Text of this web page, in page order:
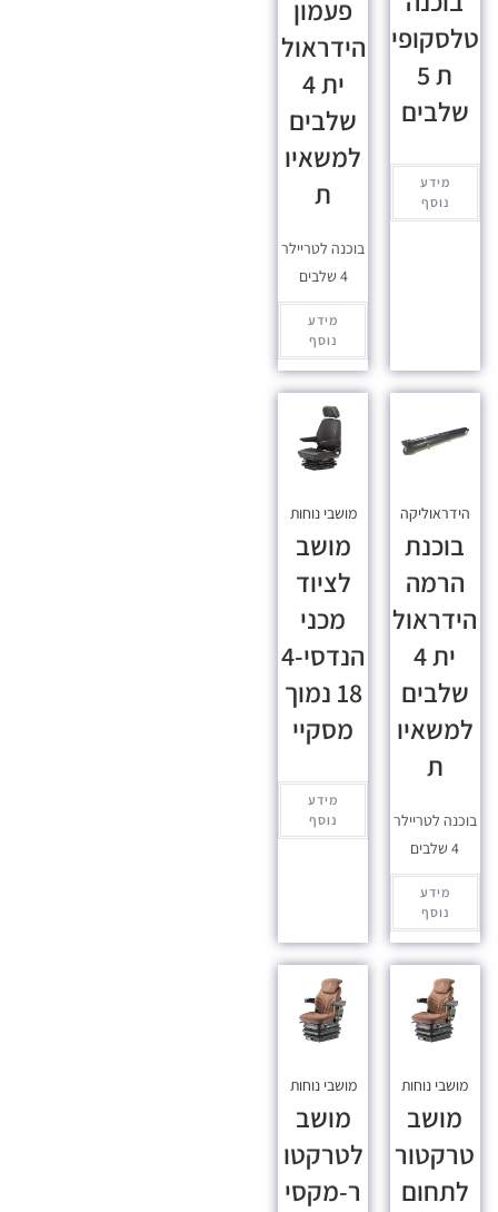
טלסקופי
ת 5
שלבים
מידע
נוסף
פעמון
הידראול
ית 4
שלבים
למשאיו
ת
בוכנה לטריילר
מידע
נוסף
הידראוליקה
בוכנת
הרמה
הידראול
ית 4
שלבים
למשאיו
ת
בוכנה לטריילר
מידע
נוסף
מושבי נוחות
מושב
לציוד
מכני
הנדסי-4
18 נמוך
מסקיי
מידע
נוסף
מושבי נוחות
מושב
טרקטור
לתחום
מושבי נוחות
מושב
לטרקטו
ר-מקסי